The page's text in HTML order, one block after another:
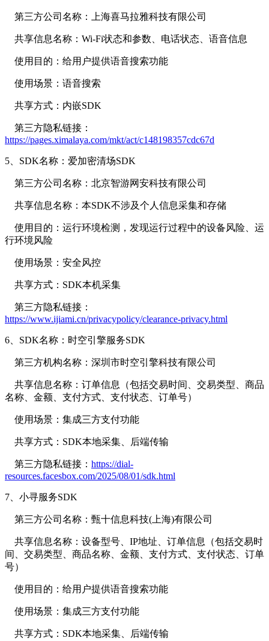
第三方公司名称：上海喜马拉雅科技有限公司
共享信息名称：Wi-Fi状态和参数、电话状态、语音信息
使用目的：给用户提供语音搜索功能
使用场景：语音搜索
共享方式：内嵌SDK
第三方隐私链接：
https://pages.ximalaya.com/mkt/act/c148198357cdc67d
5、SDK名称：爱加密清场SDK
第三方公司名称：北京智游网安科技有限公司
共享信息名称：本SDK不涉及个人信息采集和存储
使用目的：运行环境检测，发现运行过程中的设备风险、运
行环境风险
使用场景：安全风控
共享方式：SDK本机采集
第三方隐私链接：
https://www.ijiami.cn/privacypolicy/clearance-privacy.html
6、SDK名称：时空引擎服务SDK
第三方机构名称：深圳市时空引擎科技有限公司
共享信息名称：订单信息（包括交易时间、交易类型、商品
名称、金额、支付方式、支付状态、订单号）
使用场景：集成三方支付功能
共享方式：SDK本地采集、后端传输
第三方隐私链接： https://dial-
resources.facesbox.com/2025/08/01/sdk.html
7、小寻服务SDK
第三方公司名称：甄十信息科技(上海)有限公司
共享信息名称：设备型号、IP地址、订单信息（包括交易时
间、交易类型、商品名称、金额、支付方式、支付状态、订单
号）
使用目的：给用户提供语音搜索功能
使用场景：集成三方支付功能
共享方式：SDK本地采集、后端传输